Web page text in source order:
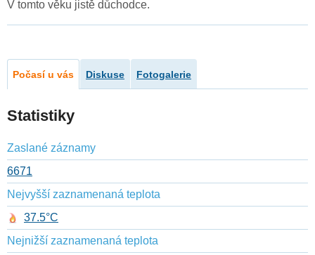
V tomto věku jistě důchodce.
Počasí u vás Diskuse Fotogalerie
Statistiky
Zaslané záznamy
6671
Nejvyšší zaznamenaná teplota
37.5°C
Nejnižší zaznamenaná teplota